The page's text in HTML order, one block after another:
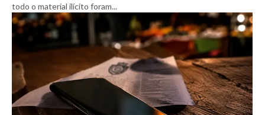
todo o material ilícito foram...